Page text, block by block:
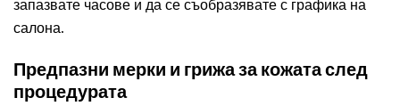
запазвате часове и да се съобразявате с графика на
салона.
Предпазни мерки и грижа за кожата след
процедурата